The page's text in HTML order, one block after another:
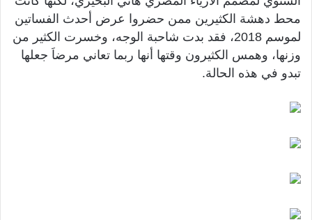
محط دهشة الكثيرين ممن حضروا عرض أحدث الفساتين
لموسم 2018، فقد بدت شاحبة الوجه، وخسرت الكثير من
وزنها، وهمس الكثيرون وقتها أنها ربما تعاني مرضاَ جعلها
تبدو في هذه الحالة.